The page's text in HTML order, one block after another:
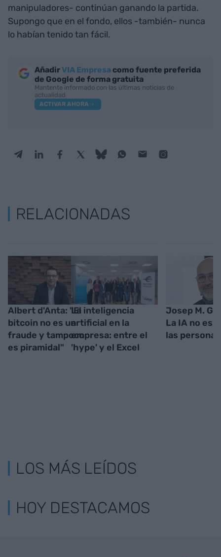
manipuladores- continúan ganando la partida.
Supongo que en el fondo, ellos -también- nunca
lo habían tenido tan fácil.
AñadirVIA Empresa como fuente preferida
de Google de forma gratuita
Mantente informado con las últimas noticias de
actualidad
ACTIVAR AHORA
RELACIONADAS
Albert d'Anta: "El
bitcoin no es un
fraude y tampoco
es piramidal"
La inteligencia
artificial en la
empresa: entre el
'hype' y el Excel
Josep M.
La IA no es
las personas
LOS MÁS LEÍDOS
HOY DESTACAMOS